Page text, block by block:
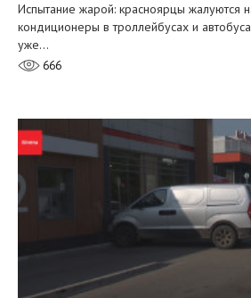
Испытание жарой: красноярцы жалуются
кондиционеры в троллейбусах и
уже…
666